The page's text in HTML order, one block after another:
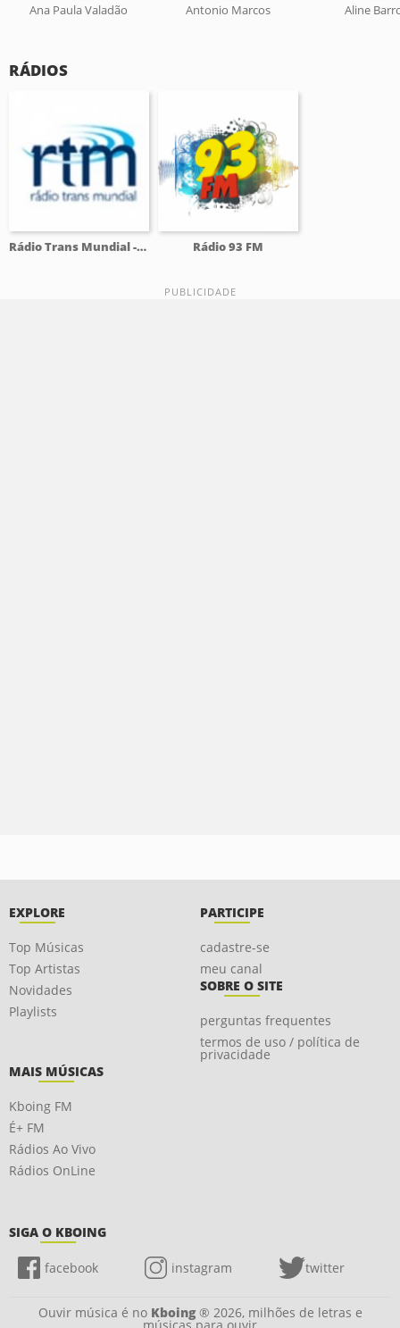
Ana Paula Valadão Antonio Marcos Aline
RÁDIOS
Rádio Trans Mundial - RTM Rádio 93 FM
EXPLORE
Top Músicas
Top Artistas
Novidades
Playlists
PARTICIPE
cadastre-se
meu canal
SOBRE O SITE
perguntas frequentes
termos de uso / política de
privacidade
MAIS MÚSICAS
Kboing FM
É+ FM
Rádios Ao Vivo
Rádios OnLine
SIGA O KBOING
facebook instagram twitter
Ouvir música é no Kboing® 2026, milhões de letras e
músicas para ouvir